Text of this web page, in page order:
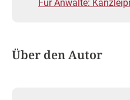
Für Anwälte:
Über den Autor